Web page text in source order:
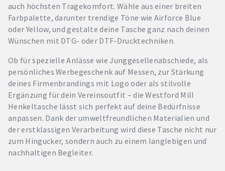
auch höchsten Tragekomfort. Wähle aus einer breiten
Farbpalette, darunter trendige Töne wie Airforce Blue
oder Yellow, und gestalte deine Tasche ganz nach deinen
Wünschen mit DTG- oder DTF-Drucktechniken.
Ob für spezielle Anlässe wie Junggesellenabschiede, als
persönliches Werbegeschenk auf Messen, zur Stärkung
deines Firmenbrandings mit Logo oder als stilvolle
Ergänzung für dein Vereinsoutfit – die Westford Mill
Henkeltasche lässt sich perfekt auf deine Bedürfnisse
anpassen. Dank der umweltfreundlichen Materialien und
der erstklassigen Verarbeitung wird diese Tasche nicht nur
zum Hingucker, sondern auch zu einem langlebigen und
nachhaltigen Begleiter.